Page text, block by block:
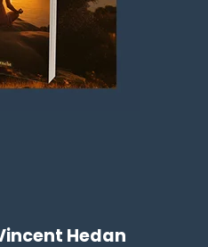
Hedan